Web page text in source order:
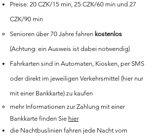
Preise: 20 CZK/15 min, 25 CZK/60 min und 27
CZK/90 min
Senioren über 70 Jahre fahren kostenlos
(Achtung: ein Ausweis ist dabei notwendig)
Fahrkarten sind in Automaten, Kiosken, per SMS
oder direkt im jeweiligen Verkehrsmittel (hier nur
mit einer Bankkarte) zu kaufen
mehr Informationen zur Zahlung mit einer
Bankkarte finden Sie hier
die Nachtbuslinien fahren jede Nacht vom